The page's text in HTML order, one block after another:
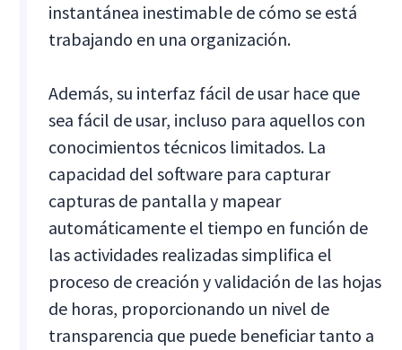
instantánea inestimable de cómo se está
trabajando en una organización.
Además, su interfaz fácil de usar hace que
sea fácil de usar, incluso para aquellos con
conocimientos técnicos limitados. La
capacidad del software para capturar
capturas de pantalla y mapear
automáticamente el tiempo en función de
las actividades realizadas simplifica el
proceso de creación y validación de las hojas
de horas, proporcionando un nivel de
transparencia que puede beneficiar tanto a